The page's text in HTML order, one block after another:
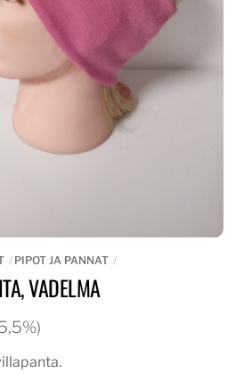
PIPOT JA PANNAT
VADELMA